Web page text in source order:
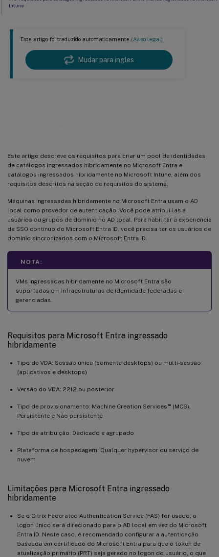
Este artigo foi traduzido automaticamente.(Aviso legal)
Mudar para ingles
Este artigo descreve os requisitos para criar um pool de identidades
de catálogos ingressados hibridamente no Microsoft Entra e
catálogos ingressados hibridamente no Microsoft Intune, além dos
requisitos descritos na seção de requisitos do sistema.
Máquinas ingressadas hibridamente no Microsoft Entra usam o AD
local como provedor de autenticação. Você pode atribuí-las a
usuários ou grupos de domínio no AD local. Para habilitar a experiência
de SSO contínuo do Microsoft Entra ID, você precisa ter os usuários de
domínio sincronizados com o Microsoft Entra ID.
NOTA:
VMs ingressadas hibridamente no Microsoft Entra são
suportadas em infraestruturas de identidade federadas e
gerenciadas.
Requisitos para Microsoft Entra ingressado
hibridamente
Tipo de VDA: Sessão única (somente desktops) ou multi-sessão
(aplicativos e desktops)
Versão do VDA: 2212 ou posterior
Tipo de provisionamento: Machine Creation Services ™(MCS),
Persistente e Não persistente
Tipo de atribuição: Dedicado e agrupado
Plataforma de hospedagem: Qualquer hypervisor ou serviço de
nuvem
Limitações para Microsoft Entra ingressado
hibridamente
Se o Citrix Federated Authentication Service (FAS) for usado, o
logon único será direcionado para o AD local em vez do Microsoft
Entra ID. Neste caso, é recomendado configurar a autenticação
baseada em certificado do Microsoft Entra para que o token de
atualização primário (PRT) seja gerado no logon do usuário, o que
Intune
Limitações para catálogos híbridos do Microsoft Entra unidos e registrados no Microsoft
Onde ir em seguida